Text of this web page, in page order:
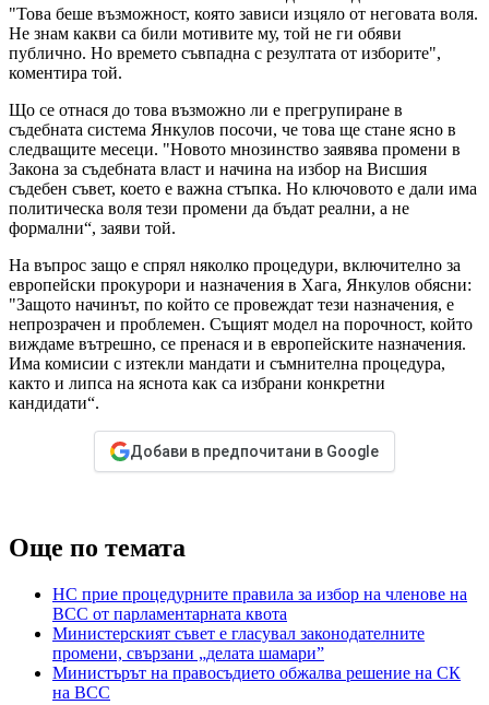
"Това беше възможност, която зависи изцяло от неговата воля.
Не знам какви са били мотивите му, той не ги обяви
публично. Но времето съвпадна с резултата от изборите",
коментира той.
Що се отнася до това възможно ли е прегрупиране в
съдебната система Янкулов посочи, че това ще стане ясно в
следващите месеци. "Новото мнозинство заявява промени в
Закона за съдебната власт и начина на избор на Висшия
съдебен съвет, което е важна стъпка. Но ключовото е дали има
политическа воля тези промени да бъдат реални, а не
формални“, заяви той.
На въпрос защо е спрял няколко процедури, включително за
европейски прокурори и назначения в Хага, Янкулов обясни:
"Защото начинът, по който се провеждат тези назначения, е
непрозрачен и проблемен. Същият модел на порочност, който
виждаме вътрешно, се пренася и в европейските назначения.
Има комисии с изтекли мандати и съмнителна процедура,
както и липса на яснота как са избрани конкретни
кандидати“.
Добави в предпочитани в Google
Още по темата
НС прие процедурните правила за избор на членове на
ВСС от парламентарната квота
Министерският съвет е гласувал законодателните
промени, свързани „делата шамари”
Министърът на правосъдието обжалва решение на СК
на ВСС